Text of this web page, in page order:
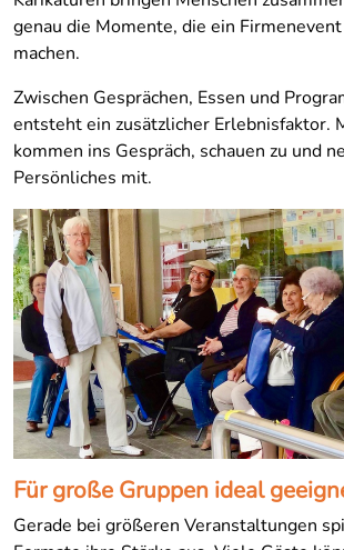
genau die Momente, die ein
machen.
Zwischen Gesprächen, Essen und
entsteht ein zusätzlicher Erlebnisfaktor.
kommen ins Gespräch, schauen zu und
Persönliches mit.
Für große Gruppen ideal
Gerade bei größeren Veranstaltungen